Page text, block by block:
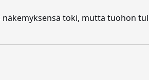
toki, mutta tuohon